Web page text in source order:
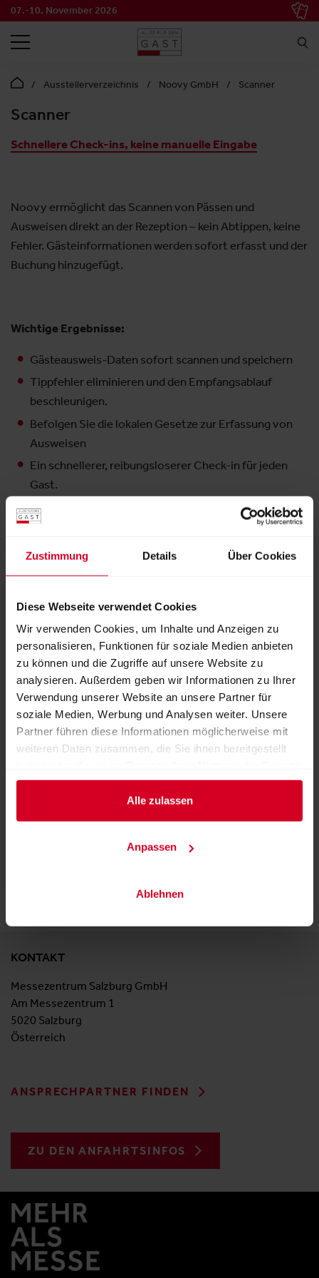
Zustimmung Details Über Cookies
Diese Webseite verwendet Cookies
Wir verwenden Cookies, um Inhalte und Anzeigen zu
personalisieren, Funktionen für soziale Medien anbieten
zu können und die Zugriffe auf unsere Website zu
analysieren. Außerdem geben wir Informationen zu Ihrer
Verwendung unserer Website an unsere Partner für
soziale Medien, Werbung und Analysen weiter. Unsere
Partner führen diese Informationen möglicherweise mit
weiteren Daten zusammen, die Sie ihnen bereitgestellt
gesammelt haben.
Alle zulassen
Anpassen
Ablehnen
07.-10. November 2026
SUCHEN
Ausstellerverzeichnis Noovy GmbH Scanner
Scanner
Schnellere Check-ins, keine manuelle Eingabe
Noovy ermöglicht das Scannen von Pässen und
Ausweisen direkt an der Rezeption – kein Abtippen, keine
Fehler. Gästeinformationen werden sofort erfasst und der
Buchung hinzugefügt.
Wichtige Ergebnisse:
Gästeausweis-Daten sofort scannen und speichern
Tippfehler eliminieren und den Empfangsablauf
beschleunigen.
Befolgen Sie die lokalen Gesetze zur Erfassung von
Ausweisen
Ein schnellerer, reibungsloserer Check-in für jeden
Gast.
Aussteller:
Weitere Produkte von diesem Aussteller
All-in-one Hotelsoftware für unabhängige Hotels
ZURÜCK ZUM AUSSTELLER
KONTAKT
Messezentrum Salzburg GmbH
Am Messezentrum 1
5020 Salzburg
Österreich
ANSPRECHPARTNER FINDEN
ZU DEN ANFAHRTSINFOS